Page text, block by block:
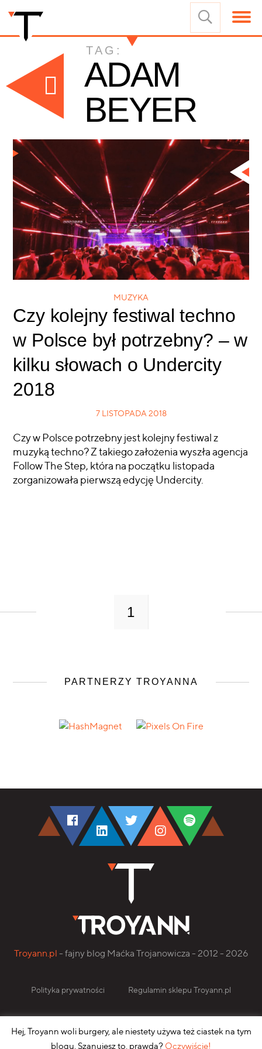
TAG:
ADAM
BEYER
MUZYKA
Czy kolejny festiwal techno
w Polsce był potrzebny? – w
kilku słowach o Undercity
2018
7 LISTOPADA 2018
Czy w Polsce potrzebny jest kolejny festiwal z
muzyką techno? Z takiego założenia wyszła agencja
Follow The Step, która na początku listopada
zorganizowała pierwszą edycję Undercity.
1
PARTNERZY TROYANNA
Troyann.pl - fajny blog Maćka Trojanowicza - 2012 - 2026
Polityka prywatności Regulamin sklepu Troyann.pl
Zaprojektowano i wdrożono wPixels On Fire.pl
Hej, Troyann woli burgery, ale niestety używa też ciastek na tym
blogu. Szanujesz to, prawda? Oczywiście!